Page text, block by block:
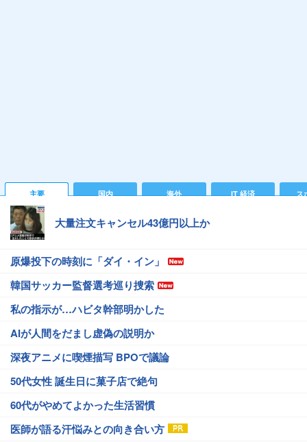
主要 国内 海外 IT 経済 ス
大量注文キャンセル43億円以上か
原爆投下の時刻に「ダイ・イン」
韓国サッカー監督選考巡り捜索
私の指示が…ハビタ幹部明かした
AIが人間をだまし虚偽の説明か
深夜アニメに喫煙描写 BPOで議論
50代女性 誕生日に菓子店で絶句
60代がやめてよかった生活習慣
医師が語る汗悩みとの向き合い方